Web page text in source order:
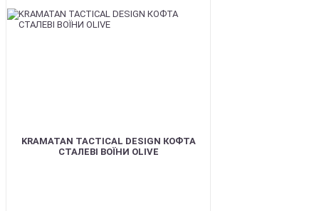
KRAMATAN TACTICAL DESIGN КОФТА
СТАЛЕВІ ВОЇНИ OLIVE